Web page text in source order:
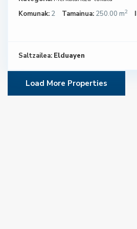
Komunak: 2 Tamainua: 250.00 m2
Saltzailea: Elduayen